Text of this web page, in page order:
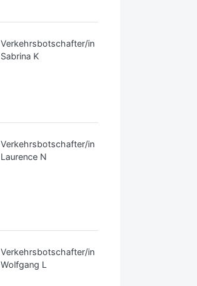
Verkehrsbotschafter/in
Sabrina K
Verkehrsbotschafter/in
Laurence N
Verkehrsbotschafter/in
Wolfgang L